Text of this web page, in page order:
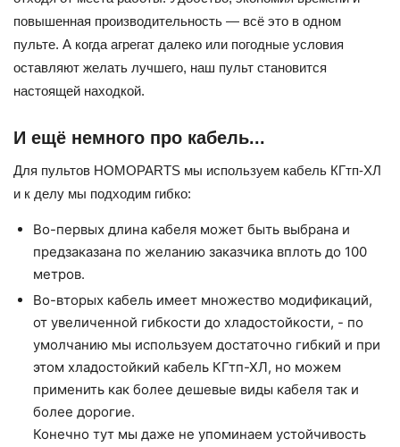
повышенная производительность — всё это в одном
пульте. А когда агрегат далеко или погодные условия
оставляют желать лучшего, наш пульт становится
настоящей находкой.
И ещё немного про кабель...
Для пультов HOMOPARTS мы используем кабель КГтп-ХЛ
и к делу мы подходим гибко:
Во-первых длина кабеля может быть выбрана и
предзаказана по желанию заказчика вплоть до 100
метров.
Во-вторых кабель имеет множество модификаций,
от увеличенной гибкости до хладостойкости, - по
умолчанию мы используем достаточно гибкий и при
этом хладостойкий кабель КГтп-ХЛ, но можем
применить как более дешевые виды кабеля так и
более дорогие.
Конечно тут мы даже не упоминаем устойчивость